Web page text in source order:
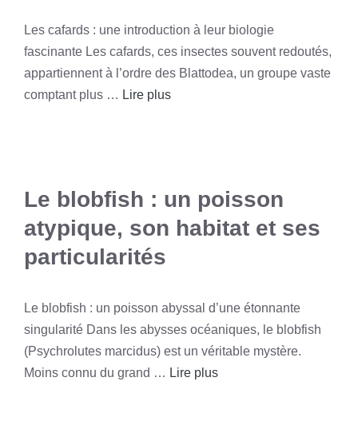
Les cafards : une introduction à leur biologie
fascinante Les cafards, ces insectes souvent redoutés,
appartiennent à l’ordre des Blattodea, un groupe vaste
comptant plus … Lire plus
Le blobfish : un poisson
atypique, son habitat et ses
particularités
Le blobfish : un poisson abyssal d’une étonnante
singularité Dans les abysses océaniques, le blobfish
(Psychrolutes marcidus) est un véritable mystère.
Moins connu du grand … Lire plus